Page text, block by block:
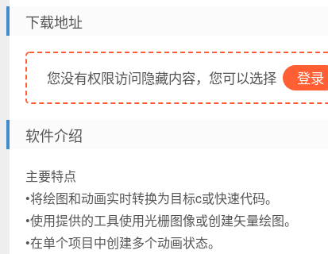
下载地址
您没有权限访问隐藏内容，您可以选择 登录
软件介绍
主要特点
•将绘图和动画实时转换为目标c或快速代码。
•使用提供的工具使用光栅图像或创建矢量绘图。
•在单个项目中创建多个动画状态。